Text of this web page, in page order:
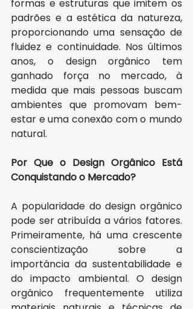
formas e estruturas que imitem os
padrões e a estética da natureza,
proporcionando uma sensação de
fluidez e continuidade. Nos últimos
anos, o design orgânico tem
ganhado força no mercado, à
medida que mais pessoas buscam
ambientes que promovam bem-
estar e uma conexão com o mundo
natural.
Por Que o Design Orgânico Está
Conquistando o Mercado?
A popularidade do design orgânico
pode ser atribuída a vários fatores.
Primeiramente, há uma crescente
conscientização sobre a
importância da sustentabilidade e
do impacto ambiental. O design
orgânico frequentemente utiliza